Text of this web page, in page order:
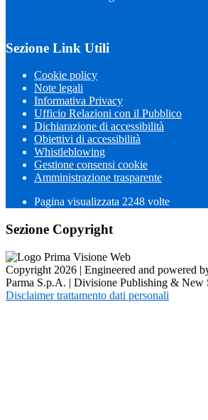
Sezione Link Utili
Cookie policy
Note legali
Informativa Privacy
Ufficio Relazioni con il Pubblico
Dichiarazione di accessibilità
Obiettivi di accessibilità
Whistleblowing
Gestione consensi cookie
Amministrazione trasparente
Pagina visualizzata 2248 volte
Sezione Copyright
Copyright 2026 | Engineered and powered
Parma S.p.A. | Divisione Publishing & New
Disclaimer trattamento dati personali